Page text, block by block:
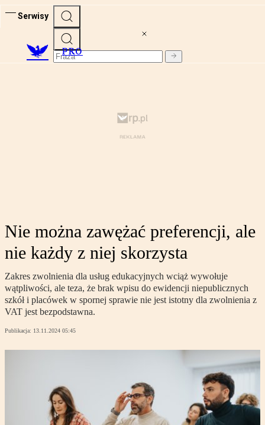
Serwisy
PRO
Nie można zawężać preferencji, ale
nie każdy z niej skorzysta
Zakres zwolnienia dla usług edukacyjnych wciąż wywołuje
wątpliwości, ale teza, że brak wpisu do ewidencji niepublicznych
szkół i placówek w spornej sprawie nie jest istotny dla zwolnienia z
VAT jest bezpodstawna.
Publikacja: 13.11.2024 05:45